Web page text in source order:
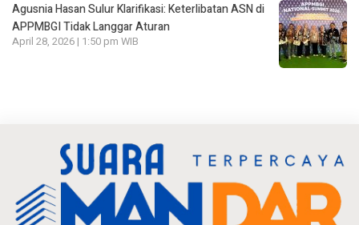
Agusnia Hasan Sulur Klarifikasi: Keterlibatan ASN di
APPMBGI Tidak Langgar Aturan
April 28, 2026 | 1:50 pm WIB